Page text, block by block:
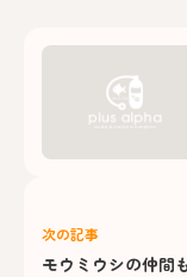
次の記事
モウミウシの仲間